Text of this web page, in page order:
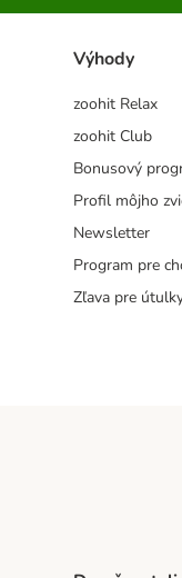
Výhody
zoohit Relax
zoohit Club
Bonusový
Profil môjho
Newsletter
Program pre
Zľava pre